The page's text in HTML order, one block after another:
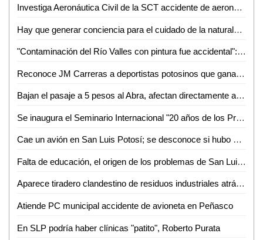
Investiga Aeronáutica Civil de la SCT accidente de aeronave en SLP
Hay que generar conciencia para el cuidado de la naturaleza: Rodolfo del Ángel del Ángel
"Contaminación del Río Valles con pintura fue accidental": Bernardo Saldaña
Reconoce JM Carreras a deportistas potosinos que ganaron medalla en los Juegos Centroamericanos y del Caribe 2018
Bajan el pasaje a 5 pesos al Abra, afectan directamente a combis
Se inaugura el Seminario Internacional "20 años de los Programas de Transferencias Monetarias en México"
Cae un avión en San Luis Potosí; se desconoce si hubo víctimas
Falta de educación, el origen de los problemas de San Luis Potosí, Gallardo
Aparece tiradero clandestino de residuos industriales atrás de la NISSAN
Atiende PC municipal accidente de avioneta en Peñasco
En SLP podría haber clínicas "patito", Roberto Purata